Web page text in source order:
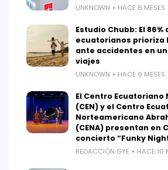
UNKNOWN HACE 8 MESES
Estudio Chubb: El 86%
ecuatorianos prioriza
ante accidentes en
viajes
UNKNOWN HACE 9 MESES
El Centro
(CEN) y el Centro
Norteamericano
(CENA) presentan en
concierto “Funky
REDACCIÓN GYE HACE 10